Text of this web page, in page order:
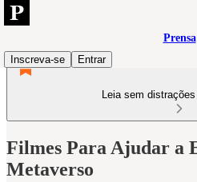
Prensa
Inscreva-se
Entrar
Leia sem
Filmes Para Ajudar a
Metaverso